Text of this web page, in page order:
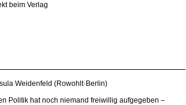
beim Verlag
Weidenfeld (Rowohlt·Berlin)
Politik hat noch niemand freiwillig aufgegeben –